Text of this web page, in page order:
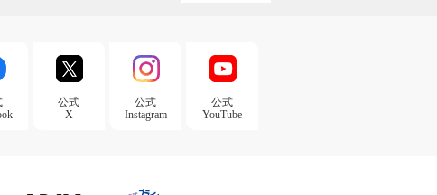
公式
X
公式
Instagram
公式
YouTube